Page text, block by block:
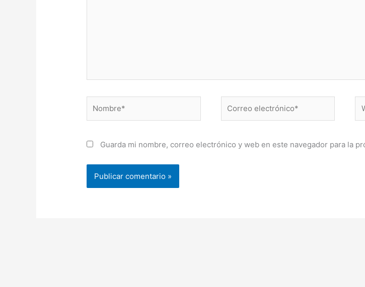
electrónico*
Guarda mi nombre, correo electrónico y web en este navegador para la